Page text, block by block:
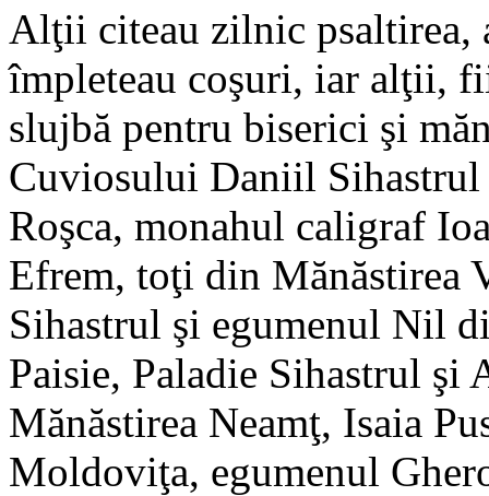
Alţii citeau zilnic psaltirea,
împleteau coşuri, iar alţii,
slujbă pentru biserici şi
Cuviosului Daniil
Roşca, monahul caligraf
Efrem, toţi din Mănăstirea
Sihastrul şi egumenul Nil
Paisie, Paladie Sihastrul şi
Mănăstirea Neamţ, Isaia
Moldoviţa, egumenul